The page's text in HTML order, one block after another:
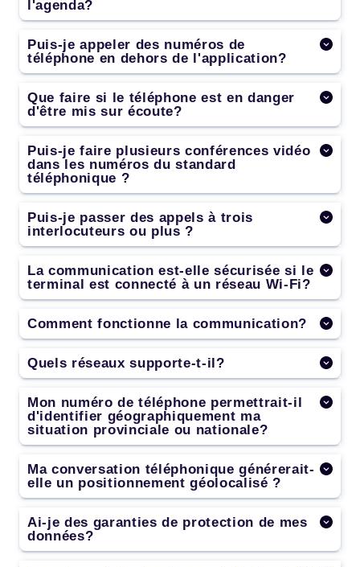
l'agenda?
Puis-je appeler des numéros de
téléphone en dehors de l'application?
Que faire si le téléphone est en danger
d'être mis sur écoute?
Puis-je faire plusieurs conférences vidéo
dans les numéros du standard
téléphonique ?
Puis-je passer des appels à trois
interlocuteurs ou plus ?
La communication est-elle sécurisée si le
terminal est connecté à un réseau Wi-Fi?
Comment fonctionne la communication?
Quels réseaux supporte-t-il?
Mon numéro de téléphone permettrait-il
d'identifier géographiquement ma
situation provinciale ou nationale?
Ma conversation téléphonique générerait-
elle un positionnement géolocalisé ?
Ai-je des garanties de protection de mes
données?